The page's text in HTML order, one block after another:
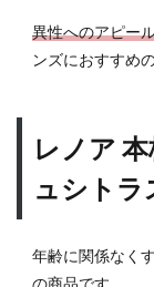
異性へのアピー
ンズにおすすめ
レノア
ュシト
年齢に関係なく
の商品です。